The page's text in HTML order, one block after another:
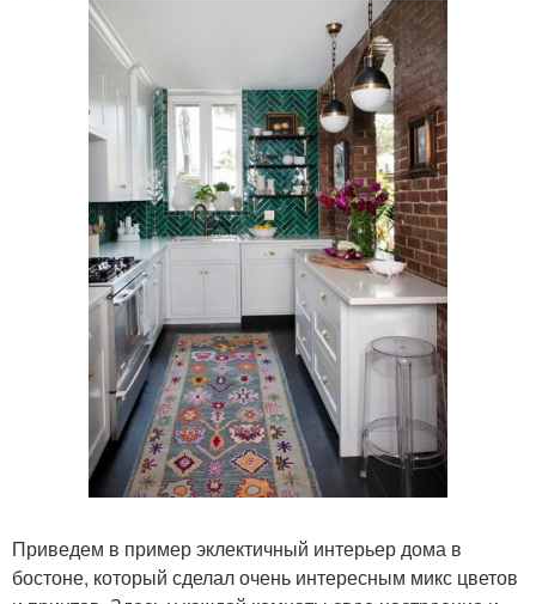
Приведем в пример эклектичный интерьер дома в
бостоне, который сделал очень интересным микс цветов